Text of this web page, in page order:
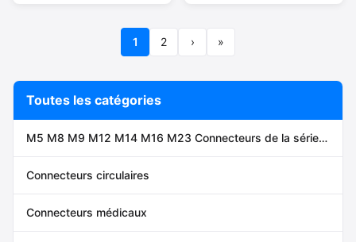
medical settings where the ...
1 2 › »
Toutes les catégories
M5 M8 M9 M12 M14 M16 M23 Connecteurs de la série
Connecteurs circulaires
Connecteurs médicaux